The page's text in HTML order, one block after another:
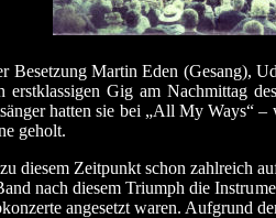
Besetzung Martin Eden (Gesang),
erstklassigen Gig am Nachmittag
hatten sie bei „All My Ways“
geholt.
diesem Zeitpunkt schon zahlreich
nach diesem Triumph die
angesetzt waren. Aufgrund